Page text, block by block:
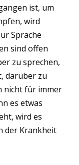
ist, um
wird
Sprache
sind offen
zu sprechen,
darüber zu
nicht für immer
es etwas
wird es
der Krankheit